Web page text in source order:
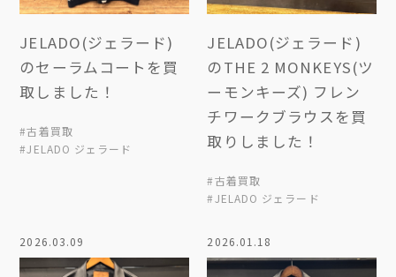
JELADO(ジェラード)
のセーラムコートを買
取しました！
#古着買取
#JELADO ジェラード
JELADO(ジェラード)
のTHE 2 MONKEYS(ツ
ーモンキーズ) フレン
チワークブラウスを買
取りしました！
#古着買取
#JELADO ジェラード
2026.03.09 2026.01.18